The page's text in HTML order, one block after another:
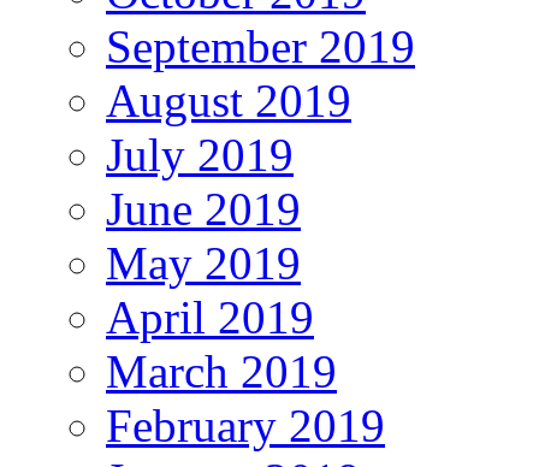
September 2019
August 2019
July 2019
June 2019
May 2019
April 2019
March 2019
February 2019